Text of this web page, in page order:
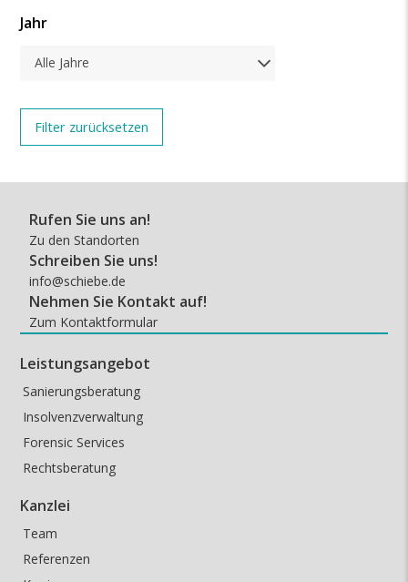
Jahr
Alle Jahre
Rufen Sie uns an!
Zu den Standorten
Schreiben Sie uns!
info@schiebe.de
Nehmen Sie Kontakt auf!
Zum Kontaktformular
Leistungsangebot
Sanierungsberatung
Insolvenzverwaltung
Forensic Services
Rechtsberatung
Kanzlei
Team
Referenzen